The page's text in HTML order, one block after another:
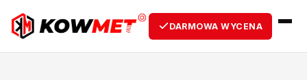
DARMOWA WYCENA